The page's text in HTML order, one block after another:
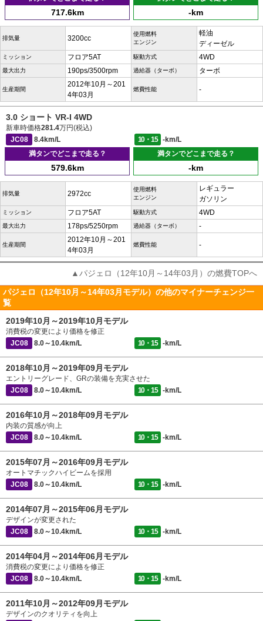
717.6km -km
排気量 3200cc
使用燃料
エンジン
軽油
ディーゼル
ミッション フロア5AT 駆動方式 4WD
最大出力 190ps/3500rpm 過給器（ターボ） ターボ
生産期間
2012年10月～201
4年03月
燃費性能 -
3.0 ショート VR-I 4WD
新車時価格281.4万円(税込)
JC08
8.4km/L 10・15
-km/L
満タンでどこまで走る？
579.6km
満タンでどこまで走る？
-km
排気量 2972cc
使用燃料
エンジン
レギュラー
ガソリン
ミッション フロア5AT 駆動方式 4WD
最大出力 178ps/5250rpm 過給器（ターボ） -
生産期間
2012年10月～201
4年03月
燃費性能 -
▲パジェロ（12年10月～14年03月）の燃費TOPへ
パジェロ（12年10月～14年03月モデル）の他のマイナーチェンジ一
覧
2019年10月～2019年10月モデル
消費税の変更により価格を修正
JC08
8.0～10.4km/L 10・15 -km/L
2018年10月～2019年09月モデル
エントリーグレード、GRの装備を充実させた
JC08
8.0～10.4km/L 10・15 -km/L
2016年10月～2018年09月モデル
内装の質感が向上
JC08
8.0～10.4km/L 10・15 -km/L
2015年07月～2016年09月モデル
オートマチックハイビームを採用
JC08
8.0～10.4km/L 10・15 -km/L
2014年07月～2015年06月モデル
デザインが変更された
JC08
8.0～10.4km/L 10・15 -km/L
2014年04月～2014年06月モデル
消費税の変更により価格を修正
JC08
8.0～10.4km/L 10・15 -km/L
2011年10月～2012年09月モデル
デザインのクオリティを向上